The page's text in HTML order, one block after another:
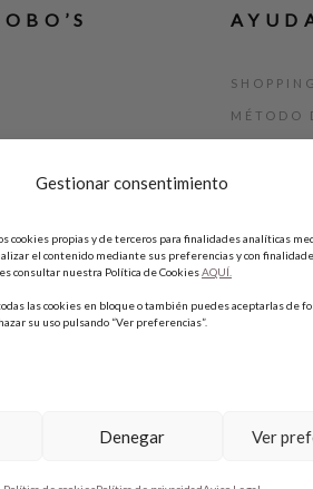
Gestionar consentimiento
cookies propias y de terceros para finalidades analíticas
el contenido mediante sus preferencias y con
consultar nuestra Política de CookiesAQUÍ.
las cookies en bloque o también puedes aceptarlas de
su uso pulsando “Ver preferencias”.
Denegar Ver
MÉTODO
GUÍA DE
AVISO
POLÍTICA
POLÍTICA